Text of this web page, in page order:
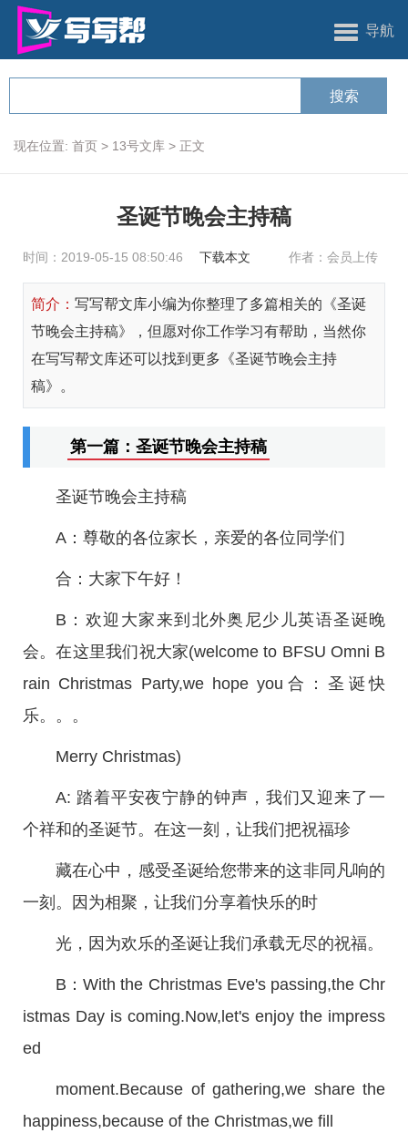
导航
现在位置: 首页 > 13号文库 > 正文
圣诞节晚会主持稿
时间：2019-05-15 08:50:46 下载本文 作者：会员上传
简介： 写写帮文库小编为你整理了多篇相关的《圣诞
节晚会主持稿》，但愿对你工作学习有帮助，当然你
在写写帮文库还可以找到更多《圣诞节晚会主持
稿》。
第一篇：圣诞节晚会主持稿
圣诞节晚会主持稿
A：尊敬的各位家长，亲爱的各位同学们
合：大家下午好！
B：欢迎大家来到北外奥尼少儿英语圣诞晚
会。在这里我们祝大家(welcome to BFSU Omni B
rain Christmas Party,we hope you合：圣诞快
乐。。。
Merry Christmas)
A: 踏着平安夜宁静的钟声，我们又迎来了一
个祥和的圣诞节。在这一刻，让我们把祝福珍
藏在心中，感受圣诞给您带来的这非同凡响的
一刻。因为相聚，让我们分享着快乐的时
光，因为欢乐的圣诞让我们承载无尽的祝福。
B：With the Christmas Eve's passing,the Chr
istmas Day is coming.Now,let's enjoy the impress
ed
moment.Because of gathering,we share the
happiness,because of the Christmas,we fill